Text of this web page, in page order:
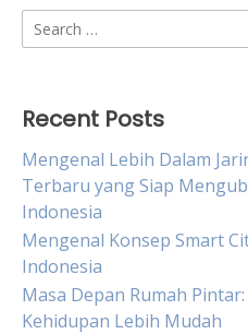
Search
for:
Recent Posts
Mengenal Lebih Dalam
Terbaru yang Siap
Indonesia
Mengenal Konsep Smart
Indonesia
Masa Depan Rumah
Kehidupan Lebih Mudah